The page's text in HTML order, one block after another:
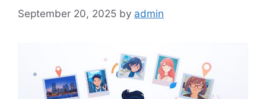
September 20, 2025 by admin